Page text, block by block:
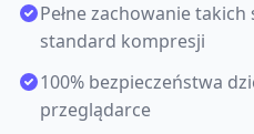
Pełne zachowanie
standard kompresji
100% bezpieczeństwa
przeglądarce